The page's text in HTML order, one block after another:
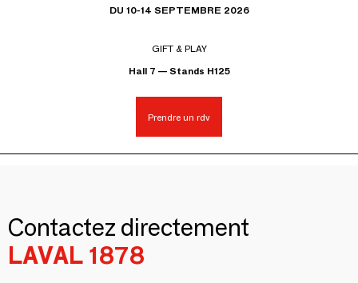
DU 10-14 SEPTEMBRE 2026
GIFT & PLAY
Hall 7 — Stands H125
Prendre un rdv
Contactez directement
LAVAL 1878